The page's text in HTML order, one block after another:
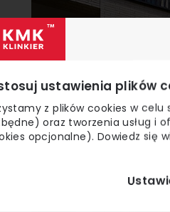
ustawienia plików
z plików cookies w
oraz tworzenia usług i
opcjonalne). Dowiedz się